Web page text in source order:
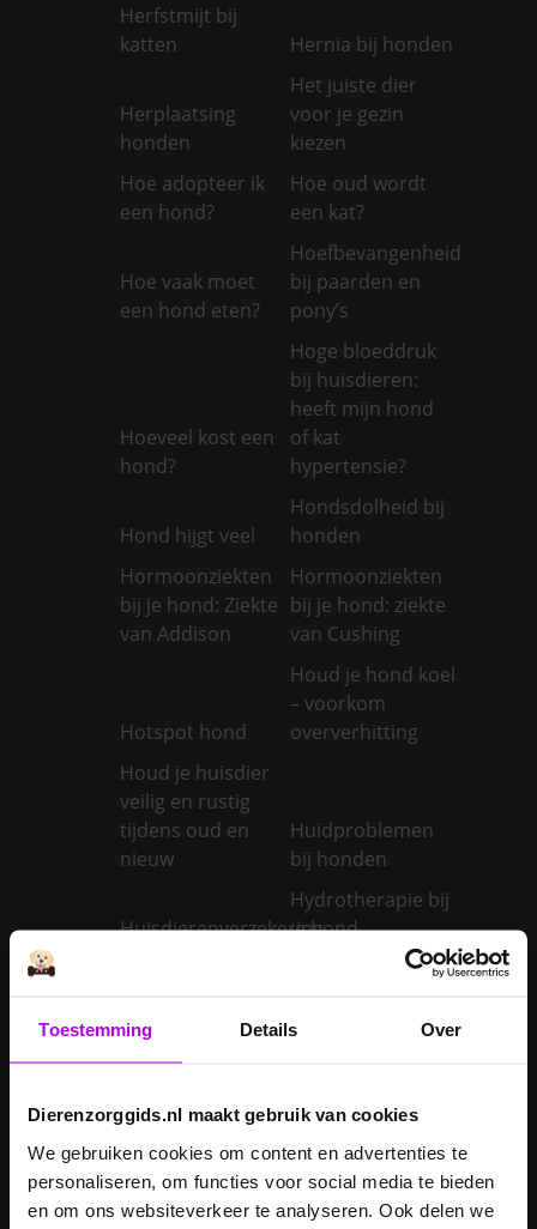
Toestemming Details Over
Dierenzorggids.nl maakt gebruik van cookies
We gebruiken cookies om content en advertenties te
personaliseren, om functies voor social media te bieden
en om ons websiteverkeer te analyseren. Ook delen we
Herfstmijt bij
katten
Hernia bij honden
Herplaatsing
honden
Het juiste dier
voor je gezin
kiezen
Hoe adopteer ik
een hond?
Hoe oud wordt
een kat?
Hoe vaak moet
een hond eten?
Hoefbevangenheid
bij paarden en
pony’s
Hoeveel kost een
hond?
Hoge bloeddruk
bij huisdieren:
heeft mijn hond
of kat
hypertensie?
Hond hijgt veel
Hondsdolheid bij
honden
Hormoonziekten
bij je hond: Ziekte
van Addison
Hormoonziekten
bij je hond: ziekte
van Cushing
Hotspot hond
Houd je hond koel
– voorkom
oververhitting
Houd je huisdier
veilig en rustig
tijdens oud en
nieuw
Huidproblemen
bij honden
Huisdierenverzekering
Hydrotherapie bij
je hond
oorzaken en
behandeling van
werkende
schildklier
bij honden:
een trage
schildklier
Is een kerstboom
giftig voor